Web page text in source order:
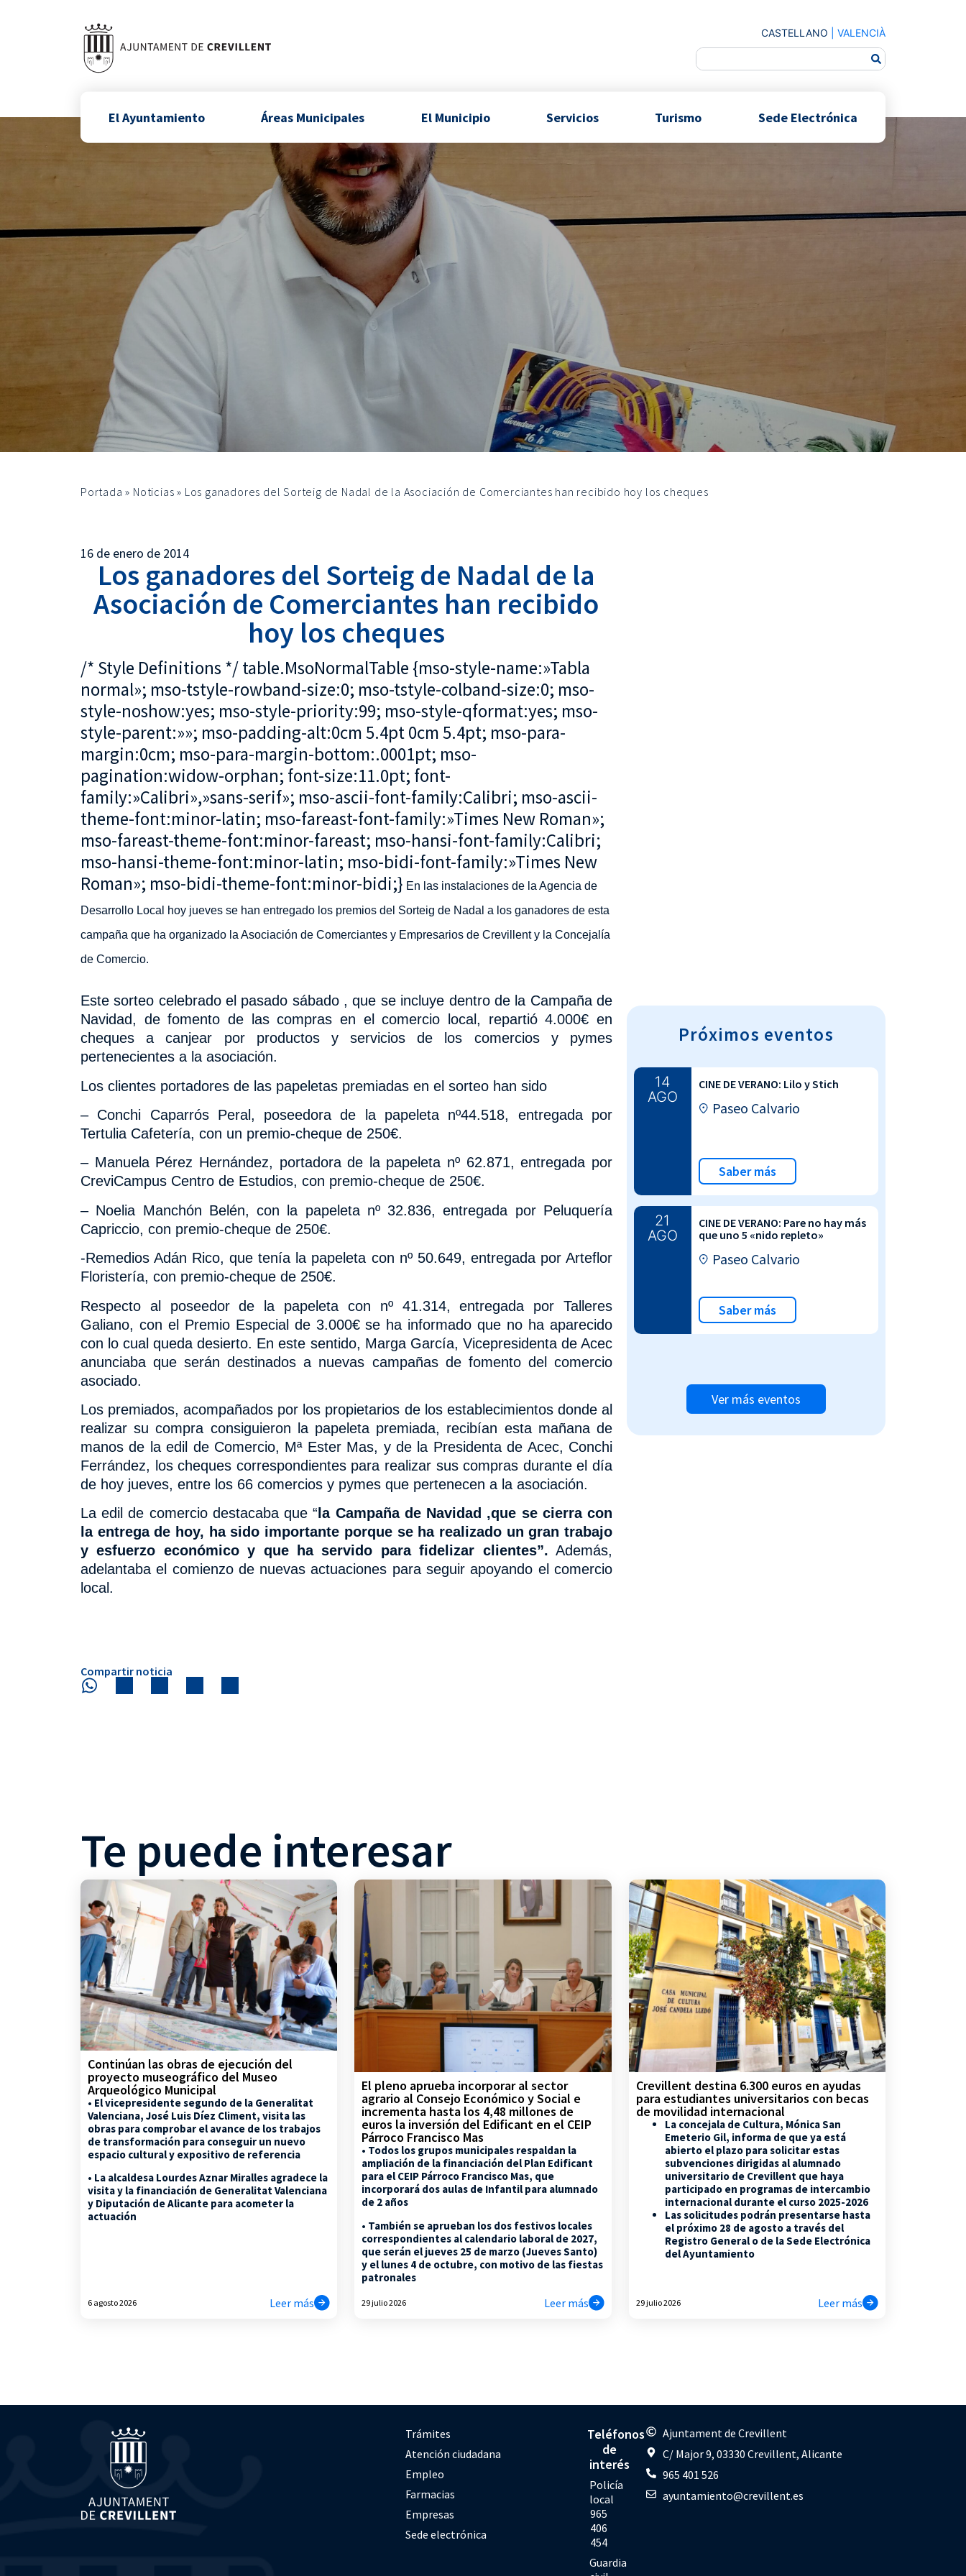
CASTELLANO VALENCIÀ
El Ayuntamiento Áreas Municipales El Municipio Servicios Turismo Sede Electrónica
Portada » Noticias » Los ganadores del Sorteig de Nadal de la Asociación de Comerciantes han recibido hoy los cheques
16 de enero de 2014
Los ganadores del Sorteig de Nadal de la
Asociación de Comerciantes han recibido
hoy los cheques
/* Style Definitions */ table.MsoNormalTable {mso-style-name:»Tabla
normal»; mso-tstyle-rowband-size:0; mso-tstyle-colband-size:0; mso-
style-noshow:yes; mso-style-priority:99; mso-style-qformat:yes; mso-
style-parent:»»; mso-padding-alt:0cm 5.4pt 0cm 5.4pt; mso-para-
margin:0cm; mso-para-margin-bottom:.0001pt; mso-
pagination:widow-orphan; font-size:11.0pt; font-
family:»Calibri»,»sans-serif»; mso-ascii-font-family:Calibri; mso-ascii-
theme-font:minor-latin; mso-fareast-font-family:»Times New Roman»;
mso-fareast-theme-font:minor-fareast; mso-hansi-font-family:Calibri;
mso-hansi-theme-font:minor-latin; mso-bidi-font-family:»Times New
Roman»; mso-bidi-theme-font:minor-bidi;} En las instalaciones de la Agencia de
Desarrollo Local hoy jueves se han entregado los premios del Sorteig de Nadal a los ganadores de esta
campaña que ha organizado la Asociación de Comerciantes y Empresarios de Crevillent y la Concejalía
de Comercio.
Este sorteo celebrado el pasado sábado , que se incluye dentro de la Campaña de
Navidad, de fomento de las compras en el comercio local, repartió 4.000€ en
cheques a canjear por productos y servicios de los comercios y pymes
pertenecientes a la asociación.
Los clientes portadores de las papeletas premiadas en el sorteo han sido
– Conchi Caparrós Peral, poseedora de la papeleta nº44.518, entregada por
Tertulia Cafetería, con un premio-cheque de 250€.
– Manuela Pérez Hernández, portadora de la papeleta nº 62.871, entregada por
CreviCampus Centro de Estudios, con premio-cheque de 250€.
– Noelia Manchón Belén, con
la papeleta nº 32.836, entregada por Peluquería
Capriccio, con premio-cheque de 250€.
-Remedios Adán Rico, que tenía la papeleta con nº 50.649, entregada por Arteflor
Floristería, con premio-cheque de 250€.
Respecto al poseedor de la papeleta con nº 41.314, entregada por Talleres
Galiano, con el Premio Especial de 3.000€ se ha informado que no ha aparecido
con lo cual queda desierto. En este sentido, Marga García, Vicepresidenta de Acec
anunciaba que serán destinados a nuevas campañas de fomento del comercio
asociado.
Los premiados, acompañados por los propietarios de los establecimientos donde al
realizar su compra consiguieron la papeleta premiada, recibían esta mañana de
manos de la edil de Comercio, Mª Ester Mas, y de la Presidenta de Acec, Conchi
Ferrández, los cheques correspondientes para realizar sus compras durante el día
de hoy jueves, entre los 66 comercios y pymes que pertenecen a la asociación.
La edil de comercio destacaba que “ la Campaña de Navidad ,que se cierra con
la entrega de hoy, ha sido importante porque se ha realizado un gran trabajo
y esfuerzo económico y que ha servido para fidelizar clientes”. Además,
adelantaba el comienzo de nuevas actuaciones para seguir apoyando el comercio
local.
Próximos eventos
14
AGO
CINE DE VERANO: Lilo y Stich
Paseo Calvario
Saber más
21
AGO
CINE DE VERANO: Pare no hay más
que uno 5 «nido repleto»
Paseo Calvario
Saber más
Ver más eventos
Compartir noticia
Te puede interesar
Continúan las obras de ejecución del
proyecto museográfico del Museo
Arqueológico Municipal
• El vicepresidente segundo de la Generalitat
Valenciana, José Luis Díez Climent, visita las
obras para comprobar el avance de los trabajos
de transformación para conseguir un nuevo
espacio cultural y expositivo de referencia
• La alcaldesa Lourdes Aznar Miralles agradece la
visita y la financiación de Generalitat Valenciana
y Diputación de Alicante para acometer la
actuación
6 agosto 2026 Leer más
El pleno aprueba incorporar al sector
agrario al Consejo Económico y Social e
incrementa hasta los 4,48 millones de
euros la inversión del Edificant en el CEIP
Párroco Francisco Mas
• Todos los grupos municipales respaldan la
ampliación de la financiación del Plan Edificant
para el CEIP Párroco Francisco Mas, que
incorporará dos aulas de Infantil para alumnado
de 2 años
• También se aprueban los dos festivos locales
correspondientes al calendario laboral de 2027,
que serán el jueves 25 de marzo (Jueves Santo)
y el lunes 4 de octubre, con motivo de las fiestas
patronales
29 julio 2026 Leer más
Crevillent destina 6.300 euros en ayudas
para estudiantes universitarios con becas
de movilidad internacional
La concejala de Cultura, Mónica San
Emeterio Gil, informa de que ya está
abierto el plazo para solicitar estas
subvenciones dirigidas al alumnado
universitario de Crevillent que haya
participado en programas de intercambio
internacional durante el curso 2025-2026
Las solicitudes podrán presentarse hasta
el próximo 28 de agosto a través del
Registro General o de la Sede Electrónica
del Ayuntamiento
29 julio 2026 Leer más
Trámites
Atención ciudadana
Empleo
Farmacias
Empresas
Sede electrónica
Teléfonos
de
interés
Policía
local
965
406
454
Guardia
Ajuntament de Crevillent
C/ Major 9, 03330 Crevillent, Alicante
965 401 526
ayuntamiento@crevillent.es